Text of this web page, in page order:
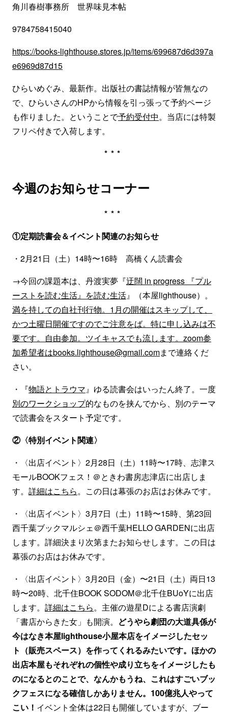
角川春樹事務所 世界味見本帖
9784758415040
https://books-lighthouse.stores.jp/items/699687d6d397a
e6969d87d15
ひらいめぐみ、最新作。出版社の書誌情報が皆無なの
で、ひらいさんのHPから情報を引っ張って予約ページ
も作りました。ということで予約受付中。当店には特製
フリペ付きで入荷します。
***
今週のお知らせコーナー
***
①定期読書会＆イベント関連のお知らせ
・2月21日（土）14時〜16時 高橋くん読書会
→今回の課題本は、丹渡実夢『迂闊 in progress 『プル
ーストを読む生活』を読む生活』（本屋lighthouse）。
満を持しての自社刊行物。1月の開催はスキップして、
かつ土曜日開催ですのでご注意をば。特に申し込みは不
要です。自由参加。ツイキャスでも流します。zoom参
加希望者はbooks.lighthouse@gmail.comまで連絡くだ
さい。
・『物語とトラウマ』ゆる読書会はいったん終了。一度
別のワークショップ的なものを挟んでから、別のテーマ
で読書会をスタート予定です。
②〈特別イベント関連〉
・〈出店イベント〉2月28日（土）11時〜17時、志津ス
モールBOOKフェス！＠ときわ書房志津店に出店しま
す。 詳細はこちら。この日は幕張のお店はお休みです。
・〈出店イベント〉3月7日（土）11時〜15時、第23回
西千葉ブックマルシェ＠西千葉HELLO GARDENに出店
します。詳細決まり次第またお知らせします。この日は
幕張のお店はお休みです。
・〈出店イベント〉3月20日（金）〜21日（土）両日13
時〜20時、北千住BOOK SODOM＠北千住BUoYに出店
します。 詳細はこちら。主催の遊星Dによる書店演劇
「書店からきた女」も開演。 どうやら劇団の大道具係が
今はなき本屋lighthouse小屋本店をイメージしたセッ
ト（販売スペース）を作ってくれるみたいです。ほかの
出店本屋もそれぞれの個性や成り立ちをイメージしたも
のになるとのことで、なんかもうね、これはすごいブッ
クフェスになる確信しかありません。100億兆人やって
こい！ イベント全体は22日も開催していますが、ブー